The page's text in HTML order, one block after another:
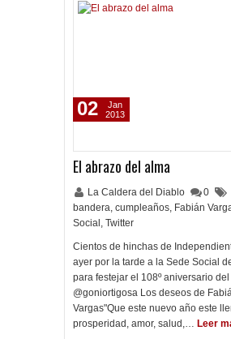
El abrazo del alma
La Caldera del Diablo 0
bandera, cumpleaños, Fabián
Social , Twitter
Cientos de hinchas de
ayer por la tarde a la Sede Social
para festejar el 108º aniversario
@goniortigosa Los deseos de
Vargas"Que este nuevo año este
prosperidad, amor, salud,… Leer
02
Jan
2013